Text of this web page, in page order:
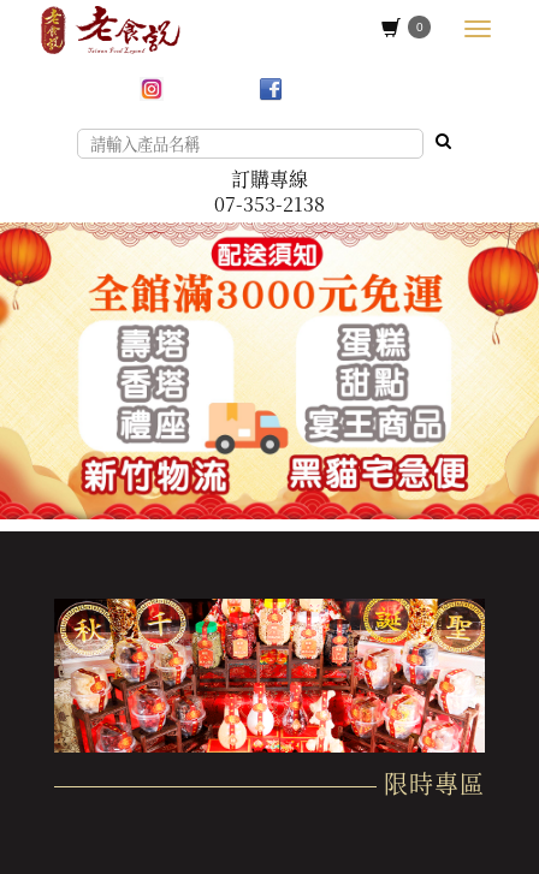
0
訂購專線
07-353-2138
限時專區